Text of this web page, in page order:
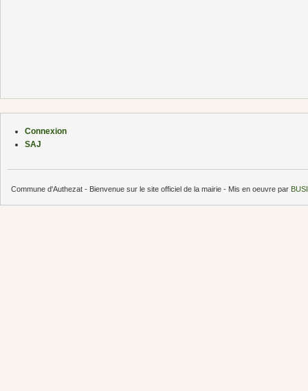
Connexion
SAJ
Commune d'Authezat - Bienvenue sur le site officiel de la mairie - Mis en oeuvre par